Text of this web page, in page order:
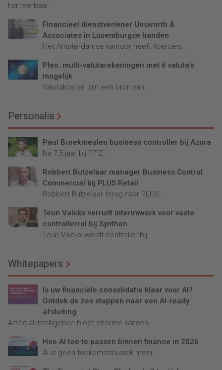
hanteerbaar...
Financieel dienstverlener Unsworth &
Associates in Luxemburgse handen
Het Amsterdamse kantoor heeft licenties...
Pleo: multi-valutarekeningen met 6 valuta’s
mogelijk
Valutakosten zijn een bron van...
Personalia
Paul Broekmeulen business controller bij Azora
Na 7,5 jaar bij FITZ...
Robbert Butzelaar manager Business Control
Commercial bij PLUS Retail
Robbert Butzelaar terug naar PLUS...
Teun Valckx verruilt interimwerk voor vaste
controllerrol bij Synthon
Teun Valckx wordt controller bij...
Whitepapers
Is uw financiële consolidatie klaar voor AI?
Ontdek de zes stappen naar een AI-ready
afsluiting
Artificial Intelligence biedt enorme kansen...
Hoe AI toe te passen binnen finance in 2026
AI is geen toekomstmuziek meer...